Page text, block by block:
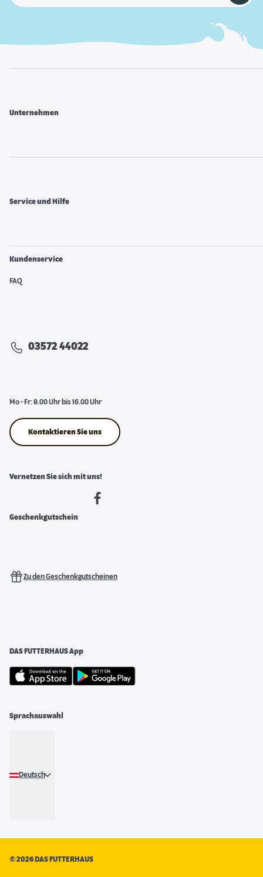
Unternehmen
Service und Hilfe
Kundenservice
FAQ
03572 44022
Mo - Fr: 8.00 Uhr bis 16.00 Uhr
Kontaktieren Sie uns
Vernetzen Sie sich mit uns!
Geschenkgutschein
Zu den Geschenkgutscheinen
DAS FUTTERHAUS App
Sprachauswahl
Deutsch
©2026 DAS FUTTERHAUS